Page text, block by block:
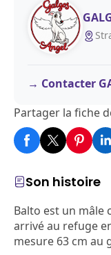
Son histoire
Balto est un mâle
arrivé au refuge
mesure 63 cm au
Contacter
Partager la fiche